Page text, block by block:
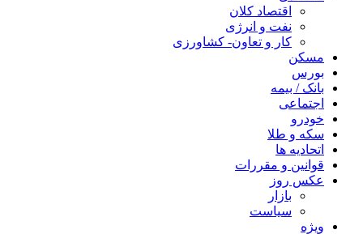
اقتصاد کلان
نفت و انرژی
کار و تعاون- کشاورزی
مسکن
بورس
بانک / بیمه
اجتماعی
خودرو
سکه و طلا
اتحادیه ها
قوانین و مقررات
عکس روز
بازار
سیاست
ویژه